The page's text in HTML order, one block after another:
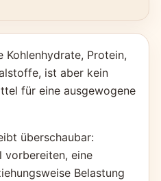
Protein,
ist aber kein
für eine ausgewogene
überschaubar:
vorbereiten, eine
Belastung